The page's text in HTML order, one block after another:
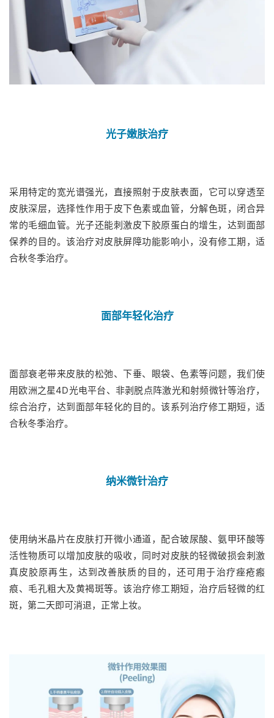
光子嫩肤治疗
采用特定的宽光谱强光，直接照射于皮肤表面，它可以穿透至
皮肤深层，选择性作用于皮下色素或血管，分解色斑，闭合异
常的毛细血管。光子还能刺激皮下胶原蛋白的增生，达到面部
保养的目的。该治疗对皮肤屏障功能影响小，没有修工期，适
合秋冬季治疗。
面部年轻化治疗
面部衰老带来皮肤的松弛、下垂、眼袋、色素等问题，我们使
用欧洲之星4D光电平台、非剥脱点阵激光和射频微针等治疗，
综合治疗，达到面部年轻化的目的。该系列治疗修工期短，适
合秋冬季治疗。
纳米微针治疗
使用纳米晶片在皮肤打开微小通道，配合玻尿酸、氨甲环酸等
活性物质可以增加皮肤的吸收，同时对皮肤的轻微破损会刺激
真皮胶原再生，达到改善肤质的目的，还可用于治疗痤疮瘢
痕、毛孔粗大及黄褐斑等。该治疗修工期短，治疗后轻微的红
斑，第二天即可消退，正常上妆。